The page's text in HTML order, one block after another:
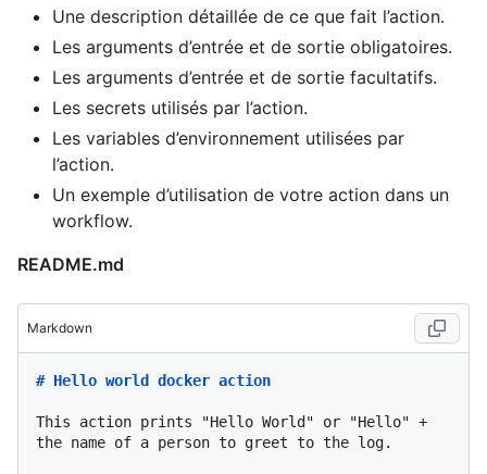
Une description détaillée de ce que fait l’action.
Les arguments d’entrée et de sortie obligatoires.
Les arguments d’entrée et de sortie facultatifs.
Les secrets utilisés par l’action.
Les variables d’environnement utilisées par
l’action.
Un exemple d’utilisation de votre action dans un
workflow.
README.md
Markdown
# Hello world docker action
This action prints "Hello World" or "Hello" +
the name of a person to greet to the log.